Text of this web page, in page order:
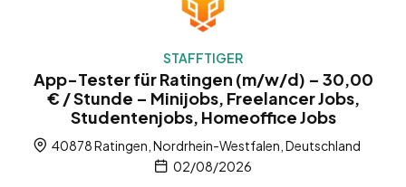
STAFFTIGER
App-Tester für Ratingen (m/w/d) – 30,00
€ / Stunde – Minijobs, Freelancer Jobs,
Studentenjobs, Homeoffice Jobs
40878 Ratingen, Nordrhein-Westfalen, Deutschland
02/08/2026